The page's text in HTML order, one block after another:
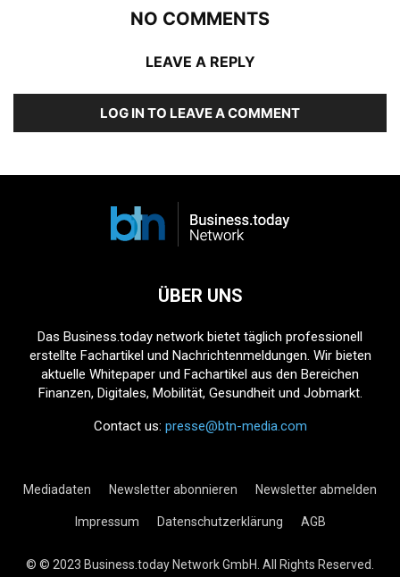
NO COMMENTS
LEAVE A REPLY
LOG IN TO LEAVE A COMMENT
ÜBER UNS
Das Business.today network bietet täglich professionell
erstellte Fachartikel und Nachrichtenmeldungen. Wir bieten
aktuelle Whitepaper und Fachartikel aus den Bereichen
Finanzen, Digitales, Mobilität, Gesundheit und Jobmarkt.
Contact us: presse@btn-media.com
Mediadaten Newsletter abonnieren Newsletter abmelden
Impressum Datenschutzerklärung AGB
© © 2023 Business.today Network GmbH. All Rights Reserved.